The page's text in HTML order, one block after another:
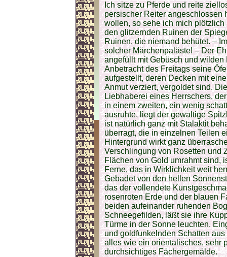
Ich sitze zu Pferde und reite
persischer Reiter angeschlossen
wollen, so sehe ich mich
den glitzernden Ruinen der
Ruinen, die niemand behütet. –
solcher Märchenpaläste! – Der
angefüllt mit Gebüsch und
Anbetracht des Freitags seine
aufgestellt, deren Decken mit
Anmut verziert, vergoldet sind.
Liebhaberei eines Herrschers,
in einem zweiten, ein wenig
ausruhte, liegt der gewaltige
ist natürlich ganz mit Stalaktit
überragt, die in einzelnen Teilen
Hintergrund wirkt ganz
Verschlingung von Rosetten und
Flächen von Gold umrahmt sind,
Ferne, das in Wirklichkeit weit
Gebadet von den hellen
das der vollendete
rosenroten Erde und der blauen
beiden aufeinander ruhenden
Schneegefilden, läßt sie ihre
Türme in der Sonne leuchten.
und goldfunkelnden Schatten
alles wie ein orientalisches, sehr
durchsichtiges Fächergemälde.